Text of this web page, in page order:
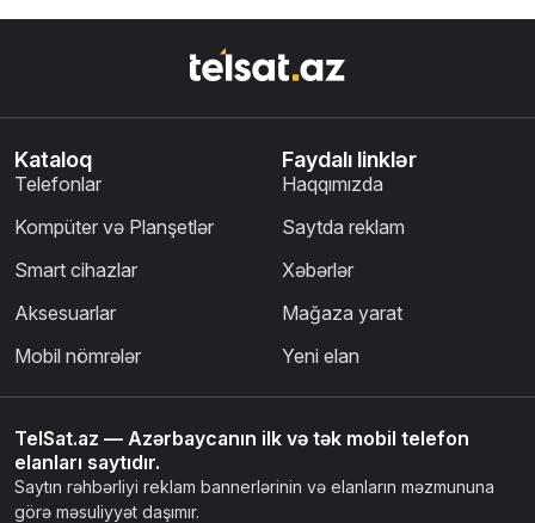
Kataloq
Telefonlar
Kompüter və Planşetlər
Smart cihazlar
Aksesuarlar
Mobil nömrələr
Faydalı linklər
Haqqımızda
Saytda reklam
Xəbərlər
Mağaza yarat
Yeni elan
TelSat.az — Azərbaycanın ilk və tək mobil telefon
elanları saytıdır.
Saytın rəhbərliyi reklam bannerlərinin və elanların məzmununa
görə məsuliyyət daşımır.